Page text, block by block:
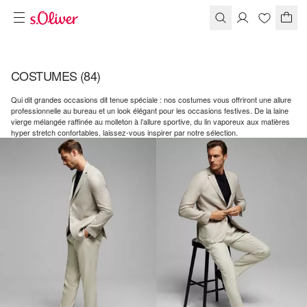
COSTUMES (84)
Qui dit grandes occasions dit tenue spéciale : nos costumes vous offriront une allure
professionnelle au bureau et un look élégant pour les occasions festives. De la laine
vierge mélangée raffinée au molleton à l’allure sportive, du lin vaporeux aux matières
hyper stretch confortables, laissez-vous inspirer par notre sélection.